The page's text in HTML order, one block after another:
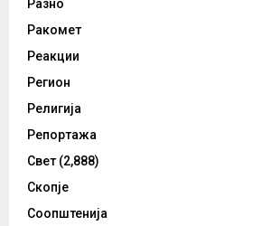
Разно
Ракомет
Реакции
Регион
Религија
Репортажа
Свет (2,888)
Скопје
Соопштенија